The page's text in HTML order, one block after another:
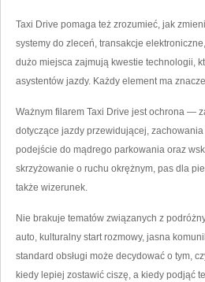
Taxi Drive pomaga też zrozumieć, jak
systemy do zleceń, transakcje
dużo miejsca zajmują kwestie technologii,
asystentów jazdy. Każdy element ma
Ważnym filarem Taxi Drive jest ochrona —
dotyczące jazdy przewidującej,
podejście do mądrego parkowania oraz
skrzyżowanie o ruchu okrężnym, pas dla
także wizerunek.
Nie brakuje tematów związanych z
auto, kulturalny start rozmowy, jasna
standard obsługi może decydować o tym,
kiedy lepiej zostawić ciszę, a kiedy podjąć